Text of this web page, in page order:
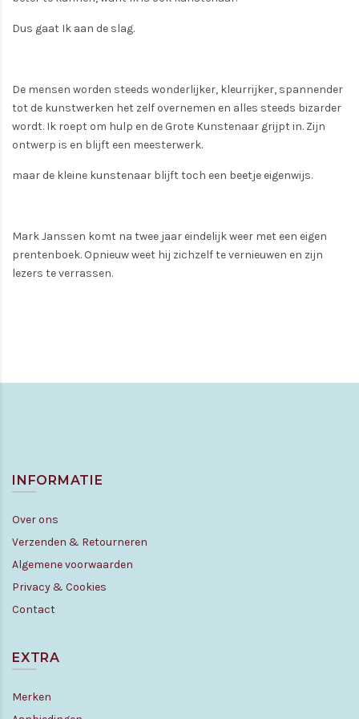
Dus gaat Ik aan de slag.
De mensen worden steeds wonderlijker, kleurrijker, spannender
tot de kunstwerken het zelf overnemen en alles steeds bizarder
wordt. Ik roept om hulp en de Grote Kunstenaar grijpt in. Zijn
ontwerp is en blijft een meesterwerk.
maar de kleine kunstenaar blijft toch een beetje eigenwijs.
Mark Janssen komt na twee jaar eindelijk weer met een eigen
prentenboek. Opnieuw weet hij zichzelf te vernieuwen en zijn
lezers te verrassen.
INFORMATIE
Over ons
Verzenden & Retourneren
Algemene voorwaarden
Privacy & Cookies
Contact
EXTRA
Merken